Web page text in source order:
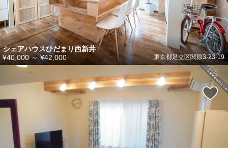
シェアハウスひだまり西新井
東京都足立区関原3-23-19
¥40,000～¥42,000